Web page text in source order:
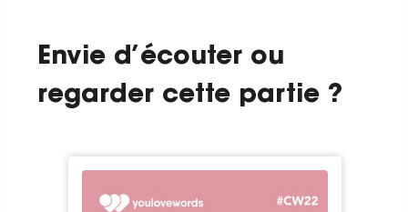
Envie d’écouter ou
regarder cette partie ?